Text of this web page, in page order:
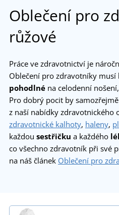
Oblečení pro
růžové
Práce ve zdravotnictví je
Oblečení pro zdravotníky
pohodlné na celodenní
Pro dobrý pocit by
z naší nabídky zdravotnického
zdravotnické kalhoty, haleny,
každou sestřičku a každého
co všechno zdravotník při své
na náš článek Oblečení pro